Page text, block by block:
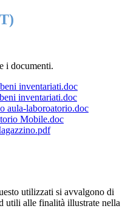
i documenti.
inventariati.doc
inventariati.doc
aula-laboroatorio.doc
Mobile.doc
utilizzati si avvalgono di
utili alle finalità illustrate nella